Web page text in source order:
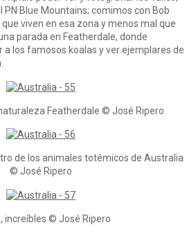
Blue Mountains; comimos con Bob
que viven en esa zona y menos mal que
parada en Featherdale, donde
los famosos koalas y ver ejemplares de
Featherdale © José Ripero
de los animales totémicos de Australia
© José Ripero
increíbles © José Ripero